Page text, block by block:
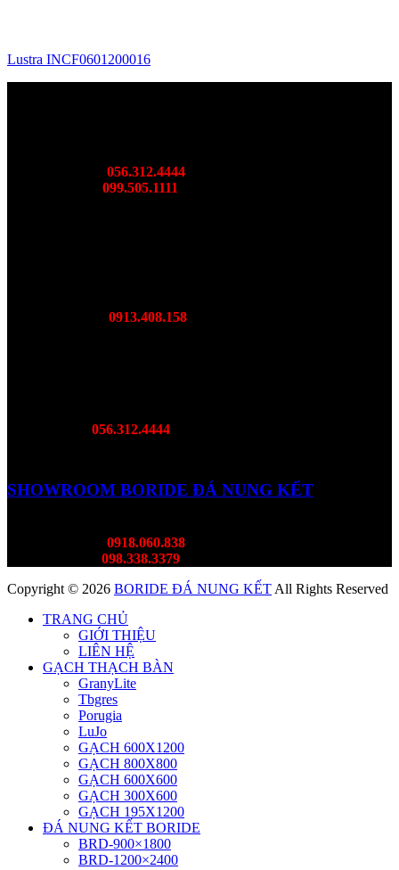
Lustra INCF0601200016
056.312.4444
099.505.1111
0913.408.158
056.312.4444
SHOWROOM BORIDE ĐÁ NUNG KẾT
0918.060.838
098.338.3379
Copyright © 2026 BORIDE ĐÁ NUNG KẾT All Rights Reserved
TRANG CHỦ
GIỚI THIỆU
LIÊN HỆ
GẠCH THẠCH BÀN
GranyLite
Tbgres
Porugia
LuJo
GẠCH 600X1200
GẠCH 800X800
GẠCH 600X600
GẠCH 300X600
GẠCH 195X1200
ĐÁ NUNG KẾT BORIDE
BRD-900×1800
BRD-1200×2400